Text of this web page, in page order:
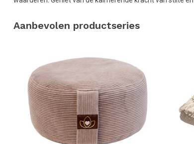
Aanbevolen productseries